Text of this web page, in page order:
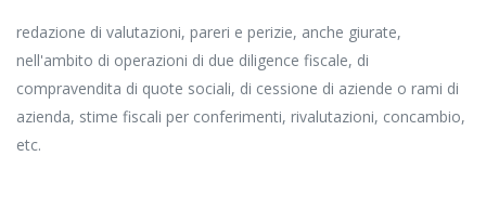
redazione di valutazioni, pareri e perizie, anche giurate,
nell'ambito di operazioni di due diligence fiscale, di
compravendita di quote sociali, di cessione di aziende o rami di
azienda, stime fiscali per conferimenti, rivalutazioni, concambio,
etc.